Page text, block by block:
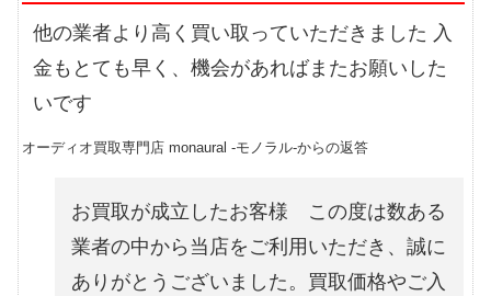
他の業者より高く買い取っていただきました 入
金もとても早く、機会があればまたお願いした
いです
オーディオ買取専門店 monaural -モノラル-からの返答
お買取が成立したお客様 この度は数ある
業者の中から当店をご利用いただき、誠に
ありがとうございました。買取価格やご入